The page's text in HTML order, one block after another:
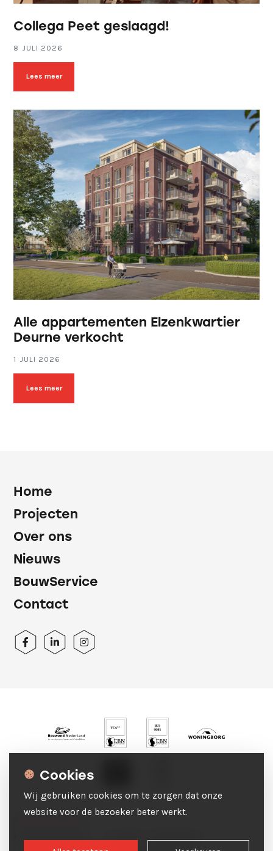
Collega Peet geslaagd!
8 JULI 2026
Lees meer
Alle appartementen Elzenkwartier
Deurne verkocht
1 JULI 2026
Lees meer
Home
Projecten
Over ons
Nieuws
BouwService
Contact
Cookies
Wij gebruiken cookies om te zorgen dat onze
website voor de bezoeker beter werkt.